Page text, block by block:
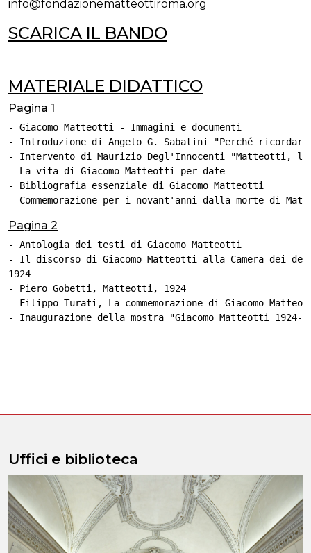
info@fondazionematteottiroma.org
SCARICA IL BANDO
MATERIALE DIDATTICO
Pagina 1
- Giacomo Matteotti - Immagini e documenti
- Introduzione di Angelo G. Sabatini "Perché ricordare
- Intervento di Maurizio Degl'Innocenti "Matteotti,
- La vita di Giacomo Matteotti per date
- Bibliografia essenziale di Giacomo Matteotti
- Commemorazione per i novant'anni dalla morte di
Pagina 2
- Antologia dei testi di Giacomo Matteotti
- Il discorso di Giacomo Matteotti alla Camera dei
1924
- Piero Gobetti, Matteotti, 1924
- Filippo Turati, La commemorazione di Giacomo
- Inaugurazione della mostra "Giacomo Matteotti 1924-
Uffici e biblioteca